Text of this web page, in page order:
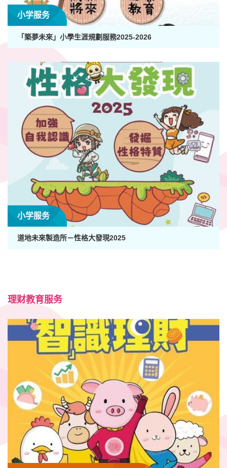
小学服务
「築夢未來」小學生涯規劃服務2025-2026
小学服务
道地未來製造所－性格大發現2025
理财教育服务